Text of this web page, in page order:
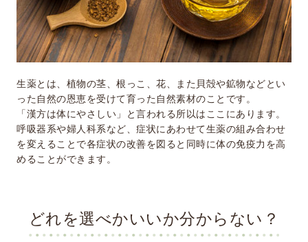
生薬とは、植物の茎、根っこ、花、また貝殻や鉱物などとい
った自然の恩恵を受けて育った自然素材のことです。
「漢方は体にやさしい」と言われる所以はここにあります。
呼吸器系や婦人科系など、症状にあわせて生薬の組み合わせ
を変えることで各症状の改善を図ると同時に体の免疫力を高
めることができます。
どれを選べかいいか分からない？